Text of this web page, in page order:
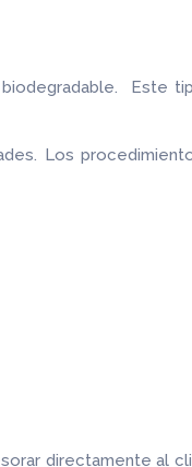
Este
Los
directamente al